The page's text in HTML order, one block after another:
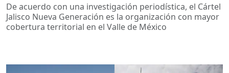
De acuerdo con una investigación periodística, el Cártel
Jalisco Nueva Generación es la organización con mayor
cobertura territorial en el Valle de México